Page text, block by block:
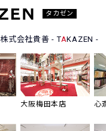
タカゼン
株式会社貴善 - TAKAZEN -
大阪梅田本店 心